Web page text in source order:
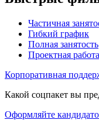
Частичная
Гибкий график
Полная занятость
Проектная работа
Корпоративная
Какой соцпакет вы
Оформляйте